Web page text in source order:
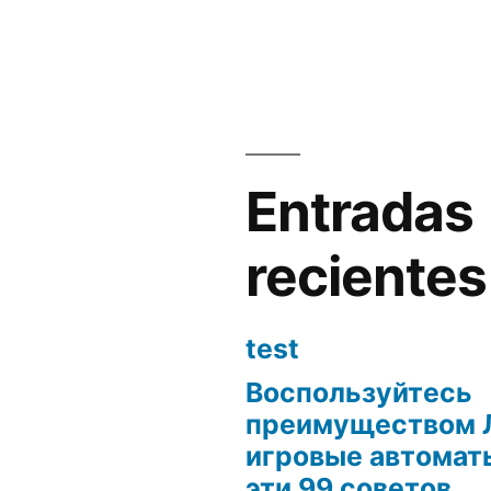
Entradas
recientes
test
Воспользуйтесь
преимуществом
игровые